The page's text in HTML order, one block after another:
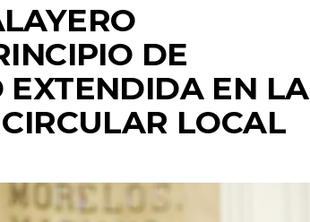
DE
EXTENDIDA EN LA
LOCAL